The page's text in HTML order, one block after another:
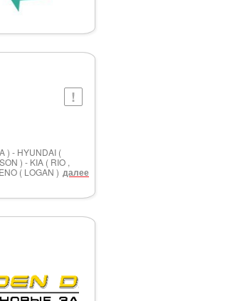
) - HYUNDAI (
) - KIA ( RIO ,
( LOGAN ) далее